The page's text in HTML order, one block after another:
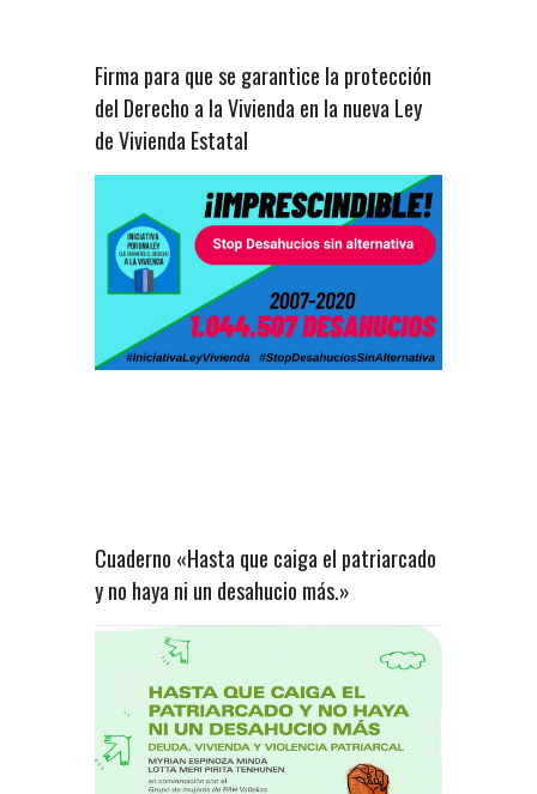
Firma para que se garantice la protección
del Derecho a la Vivienda en la nueva Ley
de Vivienda Estatal
Cuaderno «Hasta que caiga el patriarcado
y no haya ni un desahucio más.»